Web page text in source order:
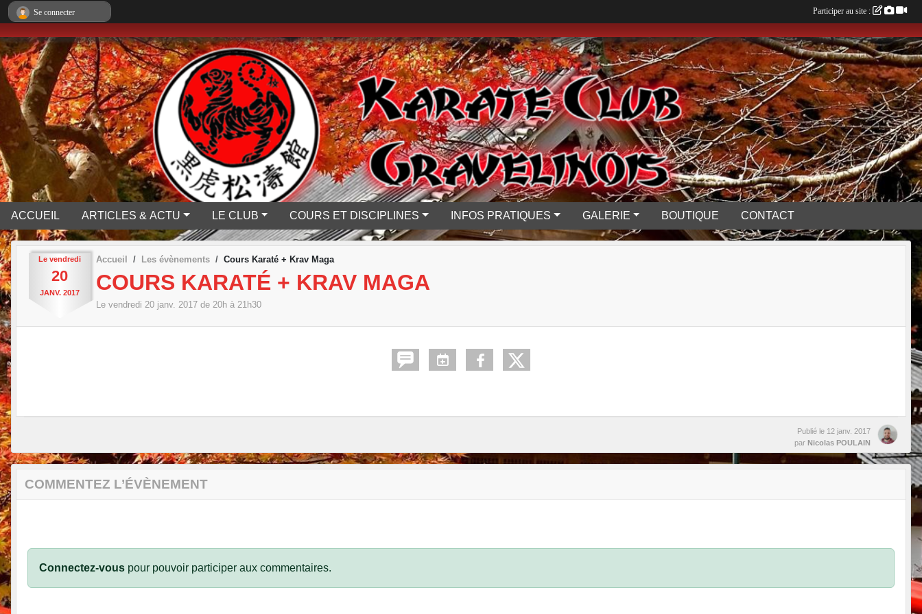
ACCUEIL ARTICLES & ACTU LE CLUB COURS ET DISCIPLINES INFOS PRATIQUES GALERIE BOUTIQUE CONTACT
Le vendredi
20
JANV. 2017
Accueil Les évènements Cours Karaté + Krav Maga
COURS KARATÉ + KRAV MAGA
Le vendredi 20 janv. 2017 de 20h à 21h30
Publié le 12 janv. 2017
par Nicolas POULAIN
COMMENTEZ L’ÉVÈNEMENT
Connectez-vous pour pouvoir participer aux commentaires.
Se connecter Participer au site :
Panneau de gestion des cookies